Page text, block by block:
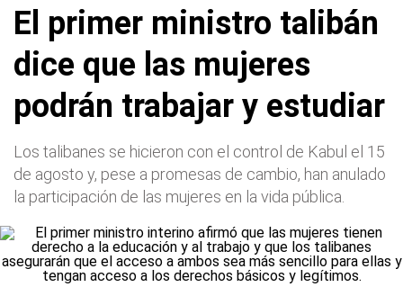
El primer ministro talibán
dice que las mujeres
podrán trabajar y estudiar
Los talibanes se hicieron con el control de Kabul el 15
de agosto y, pese a promesas de cambio, han anulado
la participación de las mujeres en la vida pública.